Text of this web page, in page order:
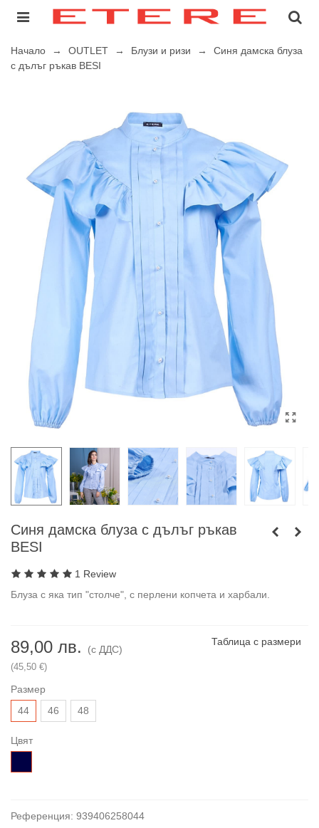
Начало → OUTLET → Блузи и ризи →
Синя дамска блуза
с дълъг ръкав BESI
Синя дамска блуза с дълъг ръкав
BESI
1 Review
Блуза с яка тип "столче", с перлени копчета и харбали.
89,00 лв. (с ДДС)
(45,50 €)
Таблица с размери
Размер
44
46 48
Цвят
Референция: 939406258044